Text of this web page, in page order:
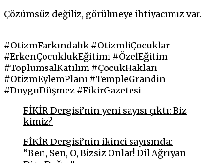
Çözümsüz değiliz, görülmeye ihtiyacımız var.
#OtizmFarkındalık #OtizmliÇocuklar
#ErkenÇocuklukEğitimi #ÖzelEğitim
#ToplumsalKatılım #ÇocukHakları
#OtizmEylemPlanı #TempleGrandin
#DuyguDüşmez #FikirGazetesi
FİKİR Dergisi’nin yeni sayısı çıktı: Biz
kimiz?
FİKİR Dergisi’nin ikinci sayısında:
“Ben, Sen, O, Bizsiz Onlar! Dil Ağrıyan